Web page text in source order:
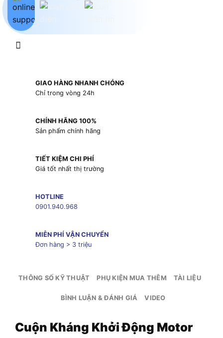
GIAO HÀNG NHANH CHÓNG
Chỉ trong vòng 24h
CHÍNH HÃNG 100%
Sản phẩm chính hãng
TIẾT KIỆM CHI PHÍ
Giá tốt nhất thị trường
HOTLINE
0901.940.968
MIỄN PHÍ VẬN CHUYỂN
Đơn hàng > 3 triệu
THÔNG SỐ KỸ THUẬT PHỤ KIỆN MUA THÊM TÀI LIỆU
BÌNH LUẬN & ĐÁNH GIÁ VIDEO
Cuộn Kháng Khởi Động Motor